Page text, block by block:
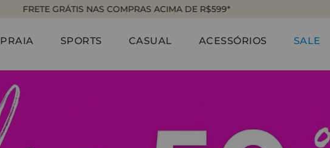
FRETE GRÁTIS NAS COMPRAS ACIMA DE R$599*
PRAIA SPORTS CASUAL ACESSÓRIOS SALE